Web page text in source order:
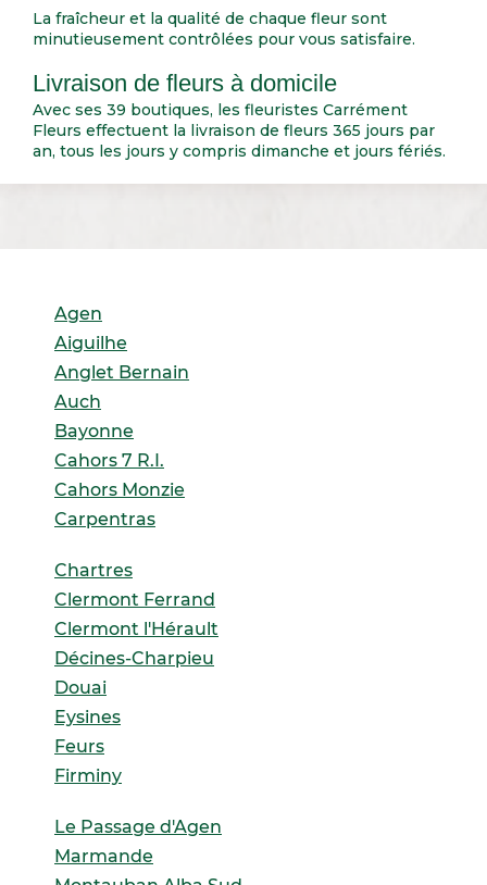
La fraîcheur et la qualité de chaque fleur sont
minutieusement contrôlées pour vous satisfaire.
Livraison de fleurs à domicile
Avec ses 39 boutiques, les fleuristes Carrément
Fleurs effectuent la livraison de fleurs 365 jours par
an, tous les jours y compris dimanche et jours fériés.
Agen
Aiguilhe
Anglet Bernain
Auch
Bayonne
Cahors 7 R.I.
Cahors Monzie
Carpentras
Chartres
Clermont Ferrand
Clermont l'Hérault
Décines-Charpieu
Douai
Eysines
Feurs
Firminy
Le Passage d'Agen
Marmande